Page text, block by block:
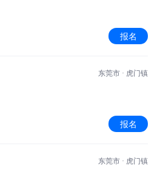
报名
东莞市 · 虎门镇
报名
东莞市 · 虎门镇